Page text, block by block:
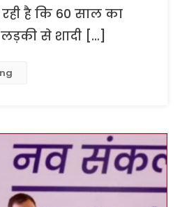
है कि 60 साल का
से शादी […]